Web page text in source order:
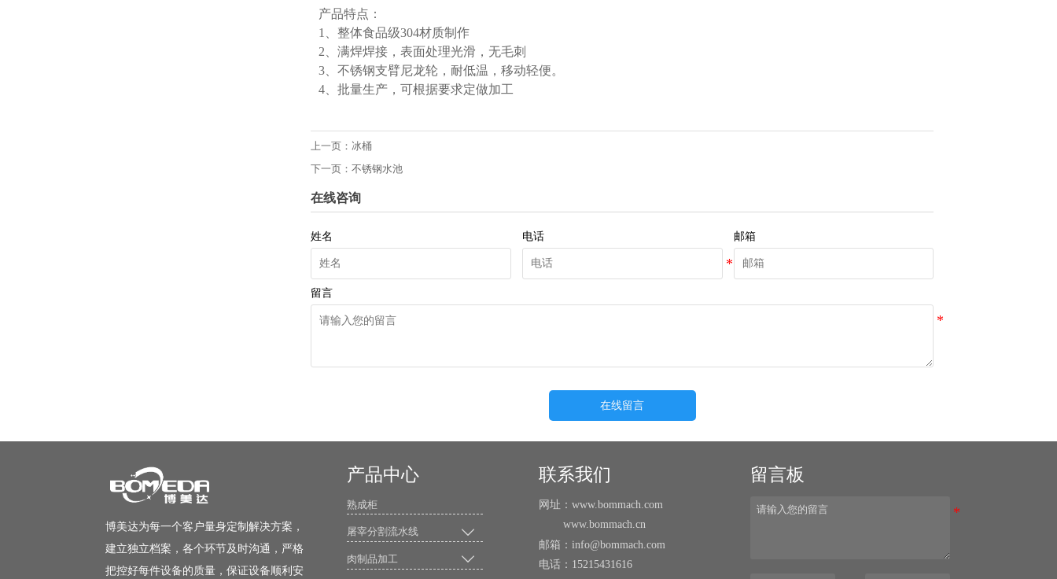
产品特点：
1、整体食品级304材质制作
2、满焊焊接，表面处理光滑，无毛刺
3、不锈钢支臂尼龙轮，耐低温，移动轻便。
4、批量生产，可根据要求定做加工
上一页：冰桶
下一页：不锈钢水池
在线咨询
姓名 电话 邮箱
留言
在线留言
博美达为每一个客户量身定制解决方案，
建立独立档案，各个环节及时沟通，严格
把控好每件设备的质量，保证设备顺利安
产品中心
熟成柜
屠宰分割流水线 
肉制品加工 
联系我们
网址：www.bommach.com
www.bommach.cn
邮箱：info@bommach.com
电话：15215431616
留言板